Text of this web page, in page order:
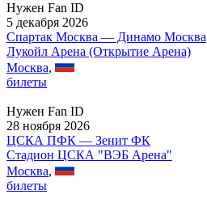
Нужен Fan ID
5 декабря 2026
Спартак Москва — Динамо Москва
Лукойл Арена (Открытие Арена)
Москва,
билеты
Нужен Fan ID
28 ноября 2026
ЦСКА ПФК — Зенит ФК
Стадион ЦСКА "ВЭБ Арена"
Москва,
билеты